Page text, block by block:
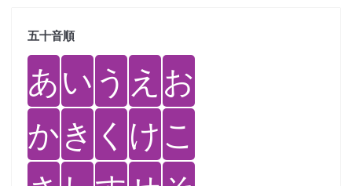
五十音順
あい う え お
かき く けこ